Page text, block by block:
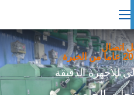
اتصال
للأجهزة الدقيقة